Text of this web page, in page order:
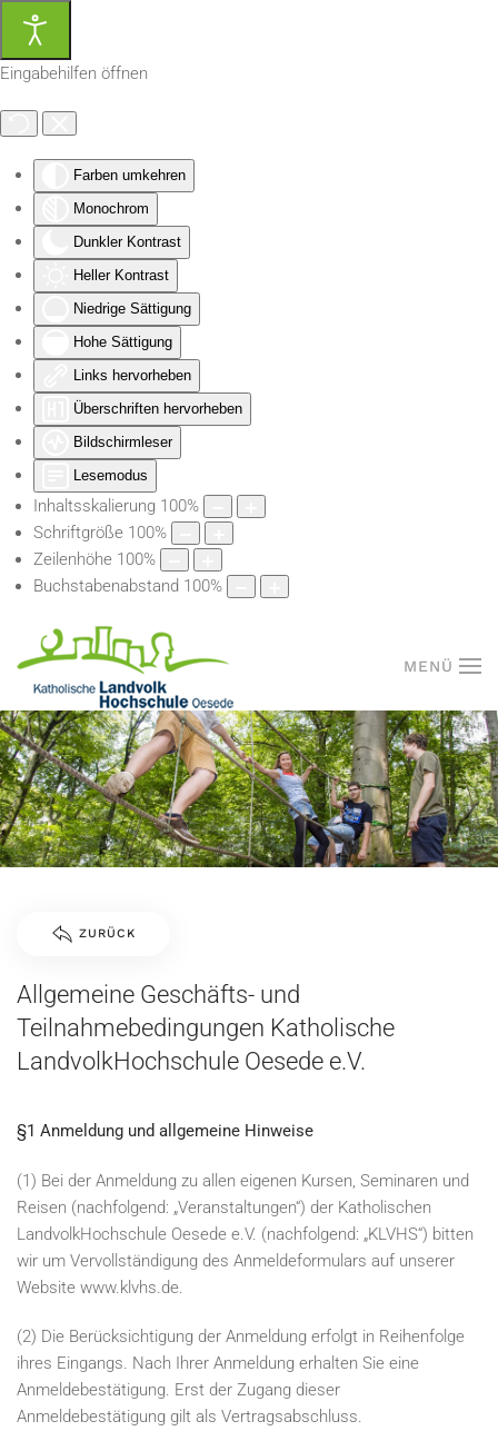
Eingabehilfen öffnen
Farben umkehren
Monochrom
Dunkler Kontrast
Heller Kontrast
Niedrige Sättigung
Hohe Sättigung
Links hervorheben
Überschriften hervorheben
Bildschirmleser
Lesemodus
Inhaltsskalierung 100%
Schriftgröße 100%
Zeilenhöhe 100%
Buchstabenabstand 100%
Zum Hauptinhalt springen
MENÜ
ZURÜCK
Allgemeine Geschäfts- und
Teilnahmebedingungen Katholische
LandvolkHochschule Oesede e.V.
§1 Anmeldung und allgemeine Hinweise
(1) Bei der Anmeldung zu allen eigenen Kursen, Seminaren und
Reisen (nachfolgend: „Veranstaltungen“) der Katholischen
LandvolkHochschule Oesede e.V. (nachfolgend: „KLVHS“) bitten
wir um Vervollständigung des Anmeldeformulars auf unserer
Website www.klvhs.de.
(2) Die Berücksichtigung der Anmeldung erfolgt in Reihenfolge
ihres Eingangs. Nach Ihrer Anmeldung erhalten Sie eine
Anmeldebestätigung. Erst der Zugang dieser
Anmeldebestätigung gilt als Vertragsabschluss.